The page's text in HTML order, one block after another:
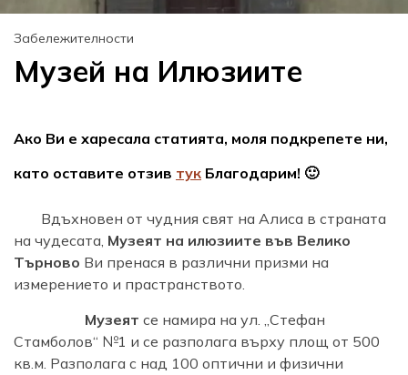
Забележителности
Музей на Илюзиите
Ако Ви е харесала статията, моля подкрепете ни,
като оставите отзив тук Благодарим! 🙂
Вдъхновен от чудния свят на Алиса в страната
на чудесата, Музеят на илюзиите във Велико
Търново Ви пренася в различни призми на
измерението и прастранството.
Музеят се намира на ул. „Стефан
Стамболов“ №1 и се разполага върху площ от 500
кв.м. Разполага с над 100 оптични и физични